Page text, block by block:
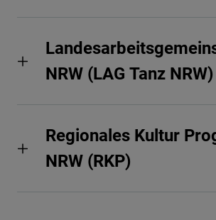
NRW (LAG Tanz NRW)
Regionales Kultur
NRW (RKP)